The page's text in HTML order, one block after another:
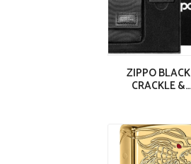
ZIPPO BLACK
CRACKLE &